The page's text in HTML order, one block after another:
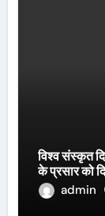
विश्व संस्कृत
के प्रसार को
admin